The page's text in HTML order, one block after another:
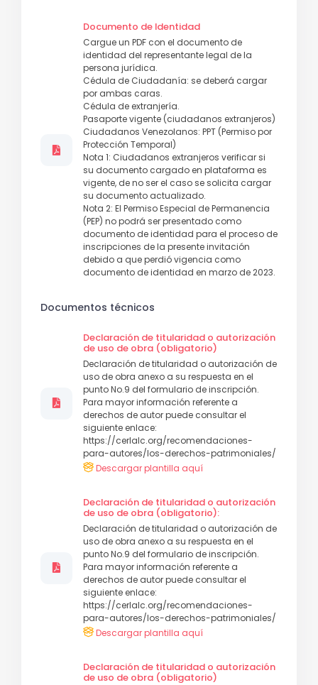
Documento de Identidad
Cargue un PDF con el documento de
identidad del representante legal de la
persona jurídica.
Cédula de Ciudadanía: se deberá cargar
por ambas caras.
Cédula de extranjería.
Pasaporte vigente (ciudadanos extranjeros)
Ciudadanos Venezolanos: PPT (Permiso por
Protección Temporal)
Nota 1: Ciudadanos extranjeros verificar si
su documento cargado en plataforma es
vigente, de no ser el caso se solicita cargar
su documento actualizado.
Nota 2: El Permiso Especial de Permanencia
(PEP) no podrá ser presentado como
documento de identidad para el proceso de
inscripciones de la presente invitación
debido a que perdió vigencia como
documento de identidad en marzo de 2023.
Documentos técnicos
Declaración de titularidad o autorización
de uso de obra (obligatorio)
Declaración de titularidad o autorización de
uso de obra anexo a su respuesta en el
punto No.9 del formulario de inscripción.
Para mayor información referente a
derechos de autor puede consultar el
siguiente enlace:
https://cerlalc.org/recomendaciones-
para-autores/los-derechos-patrimoniales/
Descargar plantilla aquí
Declaración de titularidad o autorización
de uso de obra (obligatorio):
Declaración de titularidad o autorización de
uso de obra anexo a su respuesta en el
punto No.9 del formulario de inscripción.
Para mayor información referente a
derechos de autor puede consultar el
siguiente enlace:
https://cerlalc.org/recomendaciones-
para-autores/los-derechos-patrimoniales/
Descargar plantilla aquí
Declaración de titularidad o autorización
de uso de obra (obligatorio)